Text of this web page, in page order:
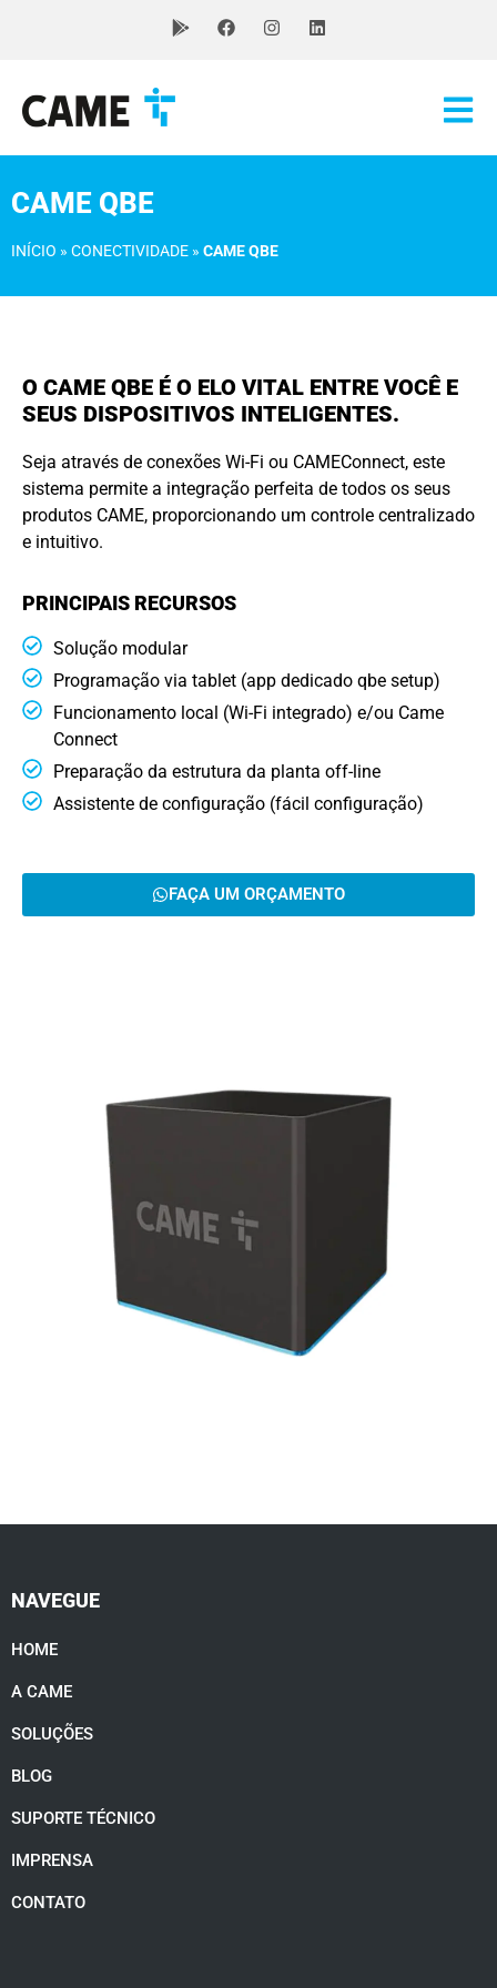
CAME QBE
INÍCIO » CONECTIVIDADE » CAME QBE
O CAME QBE É O ELO VITAL ENTRE VOCÊ E
SEUS DISPOSITIVOS INTELIGENTES.
Seja através de conexões Wi-Fi ou CAMEConnect, este
sistema permite a integração perfeita de todos os seus
produtos CAME, proporcionando um controle centralizado
e intuitivo.
PRINCIPAIS RECURSOS
Solução modular
Programação via tablet (app dedicado qbe setup)
Funcionamento local (Wi-Fi integrado) e/ou Came
Connect
Preparação da estrutura da planta off-line
Assistente de configuração (fácil configuração)
FAÇA UM ORÇAMENTO
NAVEGUE
HOME
A CAME
SOLUÇÕES
BLOG
SUPORTE TÉCNICO
IMPRENSA
CONTATO